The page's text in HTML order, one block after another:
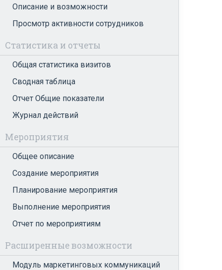
Описание и возможности
Просмотр активности сотрудников
Статистика и отчеты
Общая статистика визитов
Сводная таблица
Отчет Общие показатели
Журнал действий
Мероприятия
Общее описание
Создание мероприятия
Планирование мероприятия
Выполнение мероприятия
Отчет по мероприятиям
Расширенные возможности
Модуль маркетинговых коммуникаций